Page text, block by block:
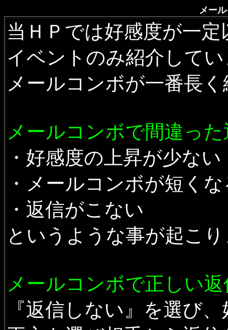
メー
当ＨＰでは好感度が一
イベントのみ紹介して
メールコンボが一番長
メールコンボで間違っ
・好感度の上昇が少ない
・メールコンボが短く
・返信がこない
というような事が起こ
メールコンボで正しい
『返信しない』を選び